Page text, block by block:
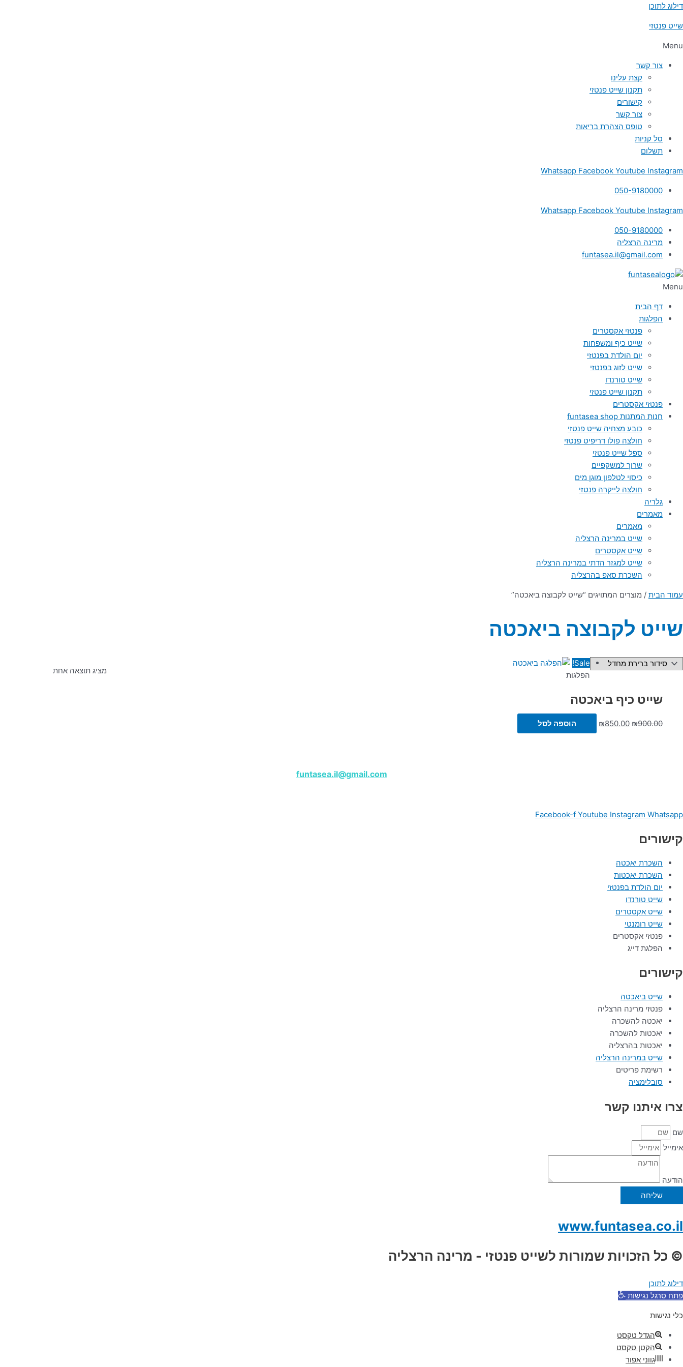
דילוג לתוכן
שייט פנטזי
Menu
צור קשר
קצת עלינו
תקנון שייט פנטזי
קישורים
צור קשר
טופס הצהרת בריאות
סל קניות
תשלום
Whatsapp Facebook Youtube Instagram
050-9180000
Whatsapp Facebook Youtube Instagram
050-9180000
מרינה הרצליה
funtasea.il@gmail.com
Menu
דף הבית
הפלגות
פנטזי אקסטרים
שייט כיף ומשפחות
יום הולדת בפנטזי
שייט לזוג בפנטזי
שייט טורנדו
תקנון שייט פנטזי
פנטזי אקסטרים
חנות המתנות funtasea shop
כובע מצחיה שייט פנטזי
חולצה פולו דריפיט פנטזי
ספל שייט פנטזי
שרוך למשקפיים
כיסוי לטלפון מוגן מים
חולצה לייקרה פנטזי
גלריה
מאמרים
מאמרים
שייט במרינה הרצליה
שייט אקסטרים
שייט למגזר הדתי במרינה הרצליה
השכרת סאפ בהרצליה
עמוד הבית / מוצרים המתויגים “שייט לקבוצה ביאכטה”
שייט לקבוצה ביאכטה
מציג תוצאה אחת
Sale!
הפלגות
שייט כיף ביאכטה
₪900.00
₪850.00 הוספה לסל
funtasea.il@gmail.com
Facebook-f Youtube Instagram Whatsapp
קישורים
השכרת יאכטה
השכרת יאכטות
יום הולדת בפנטזי
שייט טורנדו
שייט אקסטרים
שייט רומנטי
פנטזי אקסטרים
הפלגת דייג
קישורים
שייט ביאכטה
פנטזי מרינה הרצליה
יאכטה להשכרה
יאכטות להשכרה
יאכטות בהרצליה
שייט במרינה הרצליה
רשימת פריטים
סובלימציה
צרו איתנו קשר
שם
אימייל
הודעה
שליחה
www.funtasea.co.il
© כל הזכויות שמורות לשייט פנטזי - מרינה הרצליה
דילוג לתוכן
פתח סרגל נגישות
כלי נגישות
הגדל טקסט
הקטן טקסט
גווני אפור